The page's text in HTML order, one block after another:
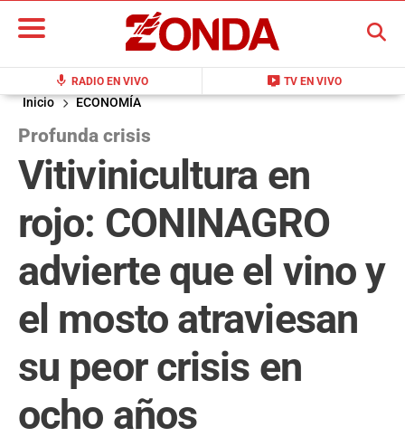
mic RADIO EN VIVO live_tv TV EN VIVO
BUSCAR
Inicio ECONOMÍA
Profunda crisis
Vitivinicultura en
rojo: CONINAGRO
advierte que el vino y
el mosto atraviesan
su peor crisis en
ocho años